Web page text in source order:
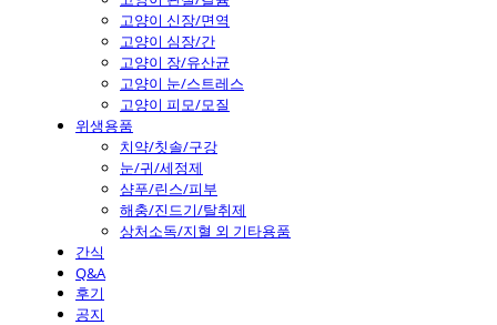
고양이 신장/면역
고양이 심장/간
고양이 장/유산균
고양이 눈/스트레스
고양이 피모/모질
위생용품
치약/칫솔/구강
눈/귀/세정제
샴푸/린스/피부
해충/진드기/탈취제
상처소독/지혈 외 기타용품
간식
Q&A
후기
공지